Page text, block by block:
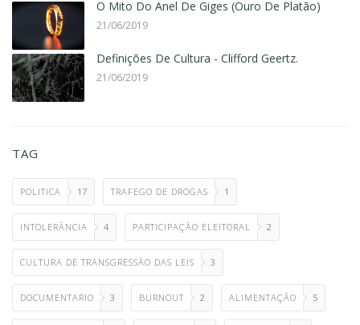
O Mito Do Anel De Giges (Ouro De Platão)
21/06/2019
Definições De Cultura - Clifford Geertz.
21/06/2019
TAG
POLITICA 17 TRAFEGO DE DROGAS 1
INTOLERÂNCIA 4 PARTICIPAÇÃO ELEITORAL 2
CULTURA DE TRANSGRESSÃO DAS LEIS 3
DOCUMENTARIO 3 BURNOUT 2 ALIMENTAÇÃO 5